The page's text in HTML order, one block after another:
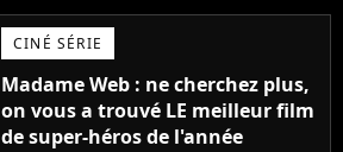
CINÉ SÉRIE
Madame Web : ne cherchez plus,
on vous a trouvé LE meilleur film
de super-héros de l'année